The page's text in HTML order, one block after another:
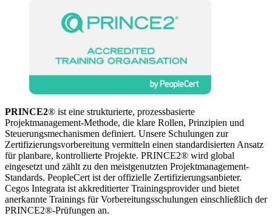
PRINCE2® ist eine strukturierte, prozessbasierte
Projektmanagement-Methode, die klare Rollen, Prinzipien und
Steuerungsmechanismen definiert. Unsere Schulungen zur
Zertifizierungsvorbereitung vermitteln einen standardisierten Ansatz
für planbare, kontrollierte Projekte. PRINCE2® wird global
eingesetzt und zählt zu den meistgenutzten Projektmanagement-
Standards. PeopleCert ist der offizielle Zertifizierungsanbieter.
Cegos Integrata ist akkreditierter Trainingsprovider und bietet
anerkannte Trainings für Vorbereitungsschulungen einschließlich der
PRINCE2®-Prüfungen an.